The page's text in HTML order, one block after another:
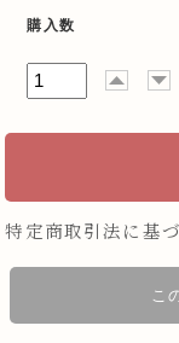
購入数
特定商取引法に基
こ